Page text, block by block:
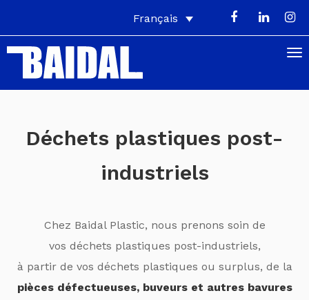
Français
Déchets plastiques post-
industriels
Chez Baidal Plastic, nous prenons soin de
vos déchets plastiques post-industriels,
à partir de vos déchets plastiques ou surplus, de la
pièces défectueuses, buveurs et autres bavures